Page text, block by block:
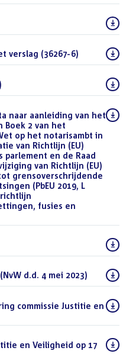
verslag (36267-6)
naar aanleiding van het
Boek 2 van het
op het notarisambt in
van Richtlijn (EU)
parlement en de Raad
van Richtlijn (EU)
grensoverschrijdende
(PbEU 2019, L
fusies en
d.d. 4 mei 2023) (DOCX)
commissie Justitie en
en Veiligheid op 17